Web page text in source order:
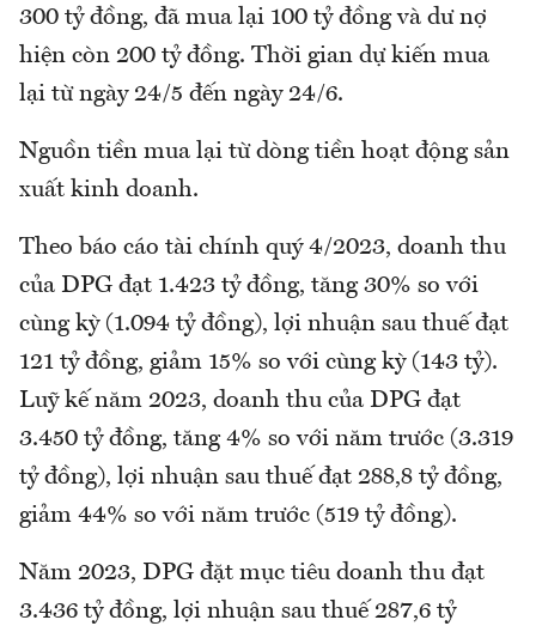
300 tỷ đồng, đã mua lại 100 tỷ đồng và dư nợ
hiện còn 200 tỷ đồng. Thời gian dự kiến mua
lại từ ngày 24/5 đến ngày 24/6.
Nguồn tiền mua lại từ dòng tiền hoạt động sản
xuất kinh doanh.
Theo báo cáo tài chính quý 4/2023, doanh thu
của DPG đạt 1.423 tỷ đồng, tăng 30% so với
cùng kỳ (1.094 tỷ đồng), lợi nhuận sau thuế đạt
121 tỷ đồng, giảm 15% so với cùng kỳ (143 tỷ).
Luỹ kế năm 2023, doanh thu của DPG đạt
3.450 tỷ đồng, tăng 4% so với năm trước (3.319
tỷ đồng), lợi nhuận sau thuế đạt 288,8 tỷ đồng,
giảm 44% so với năm trước (519 tỷ đồng).
Năm 2023, DPG đặt mục tiêu doanh thu đạt
3.436 tỷ đồng, lợi nhuận sau thuế 287,6 tỷ